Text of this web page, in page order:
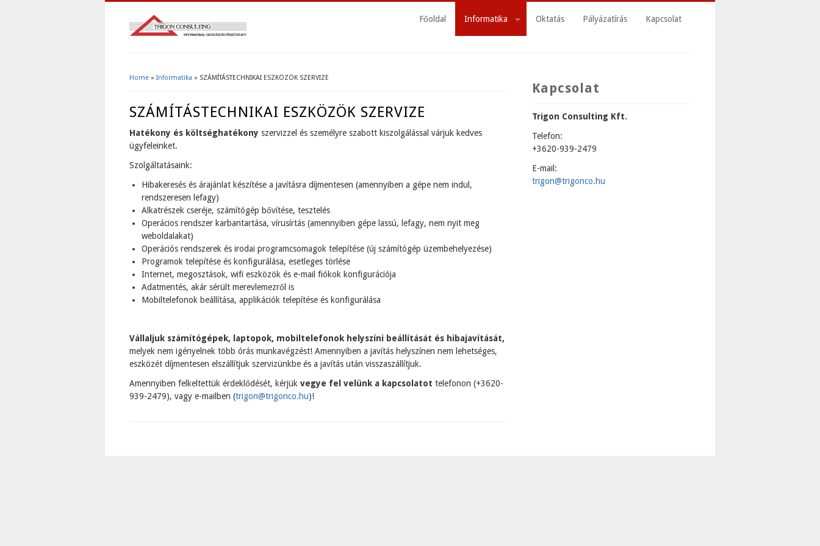
Főoldal Informatika Oktatás Pályázatírás Kapcsolat
Home » Informatika » SZÁMÍTÁSTECHNIKAI ESZKÖZÖK SZERVIZE
SZÁMÍTÁSTECHNIKAI ESZKÖZÖK SZERVIZE
Hatékony és költséghatékony szervizzel és személyre szabott kiszolgálással várjuk kedves
ügyfeleinket.
Szolgáltatásaink:
Hibakeresés és árajánlat készítése a javításra díjmentesen (amennyiben a gépe nem indul,
rendszeresen lefagy)
Alkatrészek cseréje, számítógép bővítése, tesztelés
Operácios rendszer karbantartása, vírusírtás (amennyiben gépe lassú, lefagy, nem nyit meg
weboldalakat)
Operációs rendszerek és irodai programcsomagok telepítése (új számítógép üzembehelyezése)
Programok telepítése és konfigurálása, esetleges törlése
Internet, megosztások, wifi eszközök és e-mail fiókok konfigurációja
Adatmentés, akár sérült merevlemezről is
Mobiltelefonok beállítása, applikációk telepítése és konfigurálása
Vállaljuk számítógépek, laptopok, mobiltelefonok helyszíni beállítását és hibajavítását,
melyek nem igényelnek több órás munkavégzést! Amennyiben a javítás helyszínen nem lehetséges,
eszközét díjmentesen elszállítjuk szervizünkbe és a javítás után visszaszállítjuk.
Amennyiben felkeltettük érdeklődését, kérjük vegye fel velünk a kapcsolatot telefonon (+3620-
939-2479), vagy e-mailben (trigon@trigonco.hu)!
Kapcsolat
Trigon Consulting Kft.
Telefon:
+3620-939-2479
E-mail:
trigon@trigonco.hu